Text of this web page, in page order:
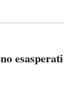
esasperati